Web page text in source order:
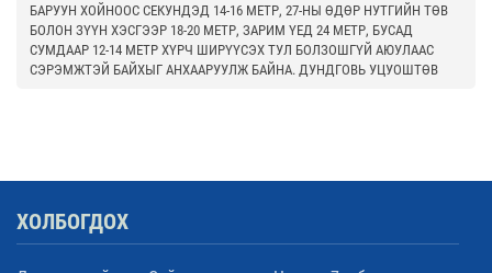
БАРУУН ХОЙНООС СЕКУНДЭД 14-16 МЕТР, 27-НЫ ӨДӨР НУТГИЙН ТӨВ
БОЛОН ЗҮҮН ХЭСГЭЭР 18-20 МЕТР, ЗАРИМ ҮЕД 24 МЕТР, БУСАД
СУМДААР 12-14 МЕТР ХҮРЧ ШИРҮҮСЭХ ТУЛ БОЛЗОШГҮЙ АЮУЛААС
СЭРЭМЖТЭЙ БАЙХЫГ АНХААРУУЛЖ БАЙНА. ДУНДГОВЬ УЦУОШТӨВ
ХОЛБОГДОХ